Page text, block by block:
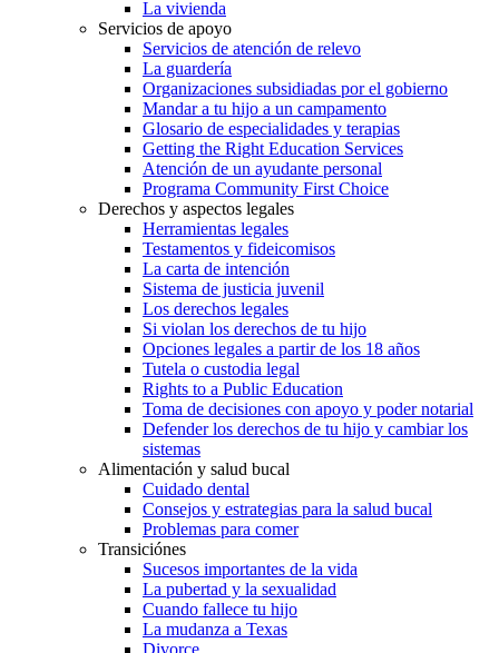
La vivienda
Servicios de apoyo
Servicios de atención de relevo
La guardería
Organizaciones subsidiadas por el gobierno
Mandar a tu hijo a un campamento
Glosario de especialidades y terapias
Getting the Right Education Services
Atención de un ayudante personal
Programa Community First Choice
Derechos y aspectos legales
Herramientas legales
Testamentos y fideicomisos
La carta de intención
Sistema de justicia juvenil
Los derechos legales
Si violan los derechos de tu hijo
Opciones legales a partir de los 18 años
Tutela o custodia legal
Rights to a Public Education
Toma de decisiones con apoyo y poder notarial
Defender los derechos de tu hijo y cambiar los
sistemas
Alimentación y salud bucal
Cuidado dental
Consejos y estrategias para la salud bucal
Problemas para comer
Transiciónes
Sucesos importantes de la vida
La pubertad y la sexualidad
Cuando fallece tu hijo
La mudanza a Texas
Divorce